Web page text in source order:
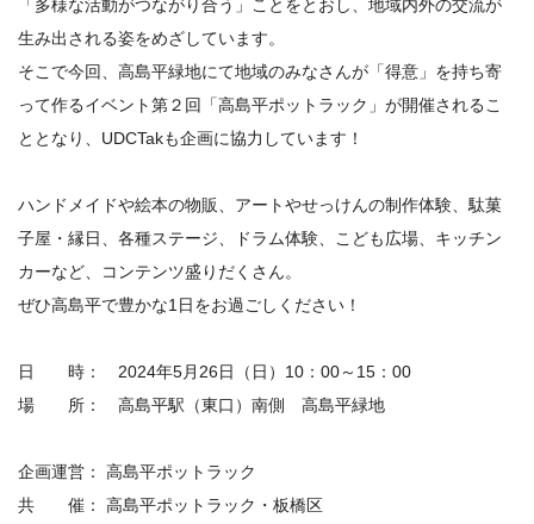
「多様な活動がつながり合う」ことをとおし、地域内外の交流が
生み出される姿をめざしています。
そこで今回、高島平緑地にて地域のみなさんが「得意」を持ち寄
って作るイベント第２回「高島平ポットラック」が開催されるこ
ととなり、UDCTakも企画に協力しています！
ハンドメイドや絵本の物販、アートやせっけんの制作体験、駄菓
子屋・縁日、各種ステージ、ドラム体験、こども広場、キッチン
カーなど、コンテンツ盛りだくさん。
ぜひ高島平で豊かな1日をお過ごしください！
日 時： 2024年5月26日（日）10：00～15：00
場 所： 高島平駅（東口）南側 高島平緑地
企画運営： 高島平ポットラック
共 催： 高島平ポットラック・板橋区